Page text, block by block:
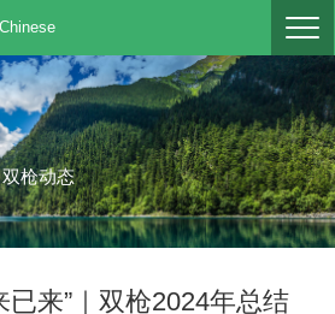
Chinese
双枪动态
已来”｜双枪2024年总结